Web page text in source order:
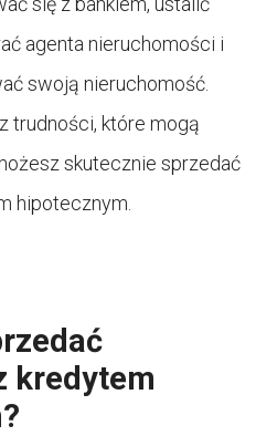
agenta nieruchomości i
swoją nieruchomość.
trudności, które mogą
skutecznie sprzedać
hipotecznym.
kredytem